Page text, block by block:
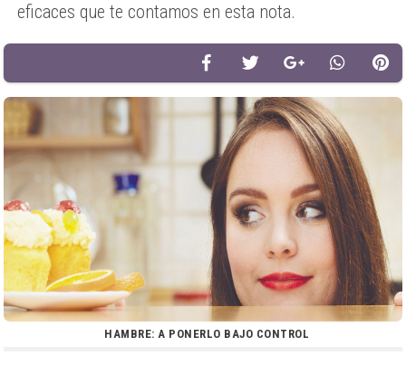
eficaces que te contamos en esta nota.
HAMBRE: A PONERLO BAJO CONTROL